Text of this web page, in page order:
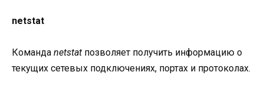
netstat
Команда netstat позволяет получить информацию о
текущих сетевых подключениях, портах и протоколах.